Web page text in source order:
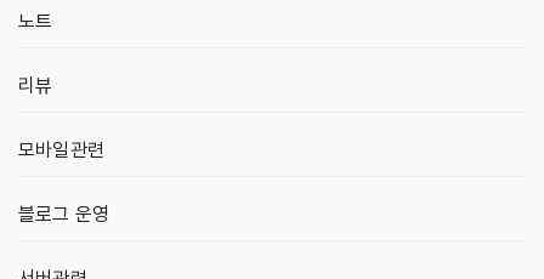
노트
리뷰
모바일관련
블로그 운영